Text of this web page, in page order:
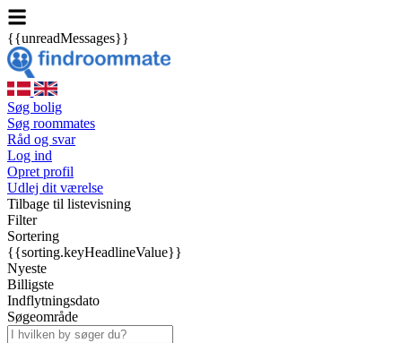
{{unreadMessages}}
Søg bolig
Søg roommates
Råd og svar
Log ind
Opret profil
Udlej dit værelse
Tilbage til listevisning
Filter
Sortering
{{sorting.keyHeadlineValue}}
Nyeste
Billigste
Indflytningsdato
Søgeområde